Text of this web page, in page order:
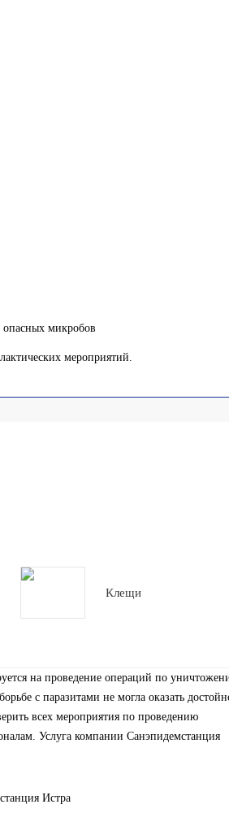
опасных микробов
мероприятий.
Клещи
на проведение операций по
с паразитами не могла оказать
всех мероприятия по проведению
Услуга компании Санэпидемстанция